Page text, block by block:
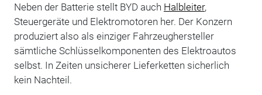
Neben der Batterie stellt BYD auch Halbleiter,
Steuergeräte und Elektromotoren her. Der Konzern
produziert also als einziger Fahrzeughersteller
sämtliche Schlüsselkomponenten des Elektroautos
selbst. In Zeiten unsicherer Lieferketten sicherlich
kein Nachteil.